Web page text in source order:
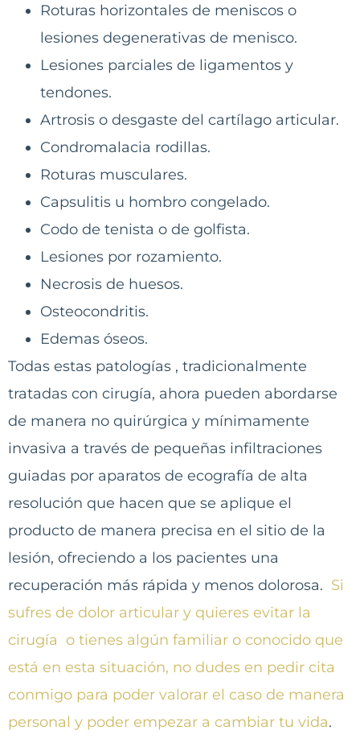
Roturas horizontales de meniscos o
lesiones degenerativas de menisco.
Lesiones parciales de ligamentos y
tendones.
Artrosis o desgaste del cartílago articular.
Condromalacia rodillas.
Roturas musculares.
Capsulitis u hombro congelado.
Codo de tenista o de golfista.
Lesiones por rozamiento.
Necrosis de huesos.
Osteocondritis.
Edemas óseos.
Todas estas patologías , tradicionalmente
tratadas con cirugía, ahora pueden abordarse
de manera no quirúrgica y mínimamente
invasiva a través de pequeñas infiltraciones
guiadas por aparatos de ecografía de alta
resolución que hacen que se aplique el
producto de manera precisa en el sitio de la
lesión, ofreciendo a los pacientes una
recuperación más rápida y menos dolorosa. Si
sufres de dolor articular y quieres evitar la
cirugía o tienes algún familiar o conocido que
está en esta situación, no dudes en pedir cita
conmigo para poder valorar el caso de manera
personal y poder empezar a cambiar tu vida.